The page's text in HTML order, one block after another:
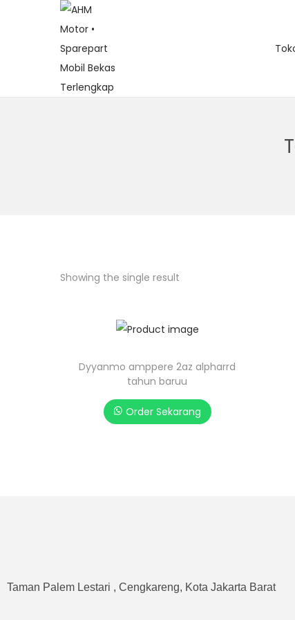
Showing the single result
Dyyanmo amppere 2az alpharrd
tahun baruu
Order Sekarang
Taman Palem Lestari , Cengkareng, Kota Jakarta Barat